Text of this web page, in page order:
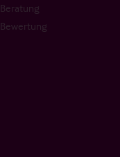
Beratung
Bewertung